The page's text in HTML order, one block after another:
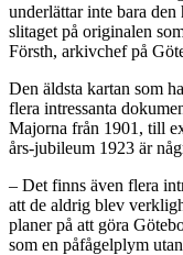
underlättar inte bara
slitaget på originalen
Försth, arkivchef på
Den äldsta kartan som
flera intressanta
Majorna från 1901, till
års-jubileum 1923 är
– Det finns även flera
att de aldrig blev
planer på att göra
som en påfågelplym